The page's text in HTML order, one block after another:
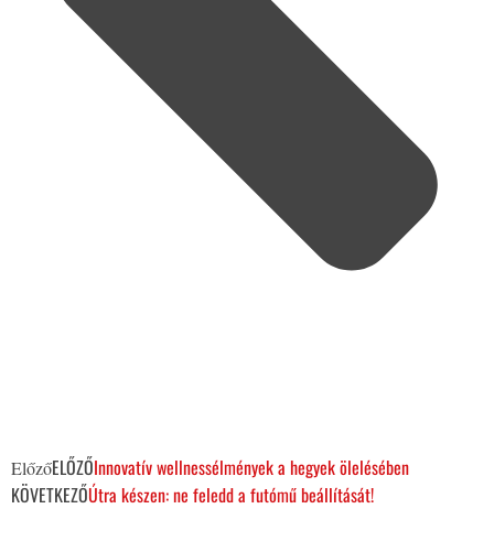
ElőzőELŐZŐInnovatív wellnessélmények a hegyek ölelésében
KÖVETKEZŐÚtra készen: ne feledd a futómű beállítását!